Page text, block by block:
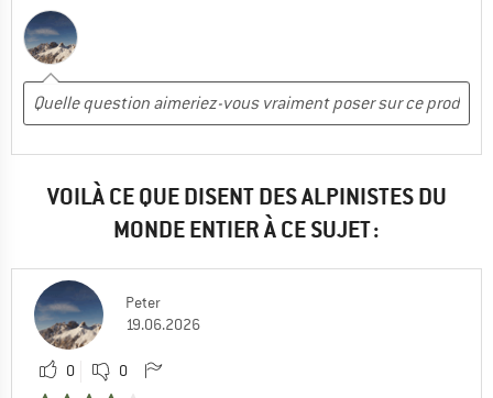
VOILÀ CE QUE DISENT DES ALPINISTES DU
MONDE ENTIER À CE SUJET :
Peter
19.06.2026
0 0